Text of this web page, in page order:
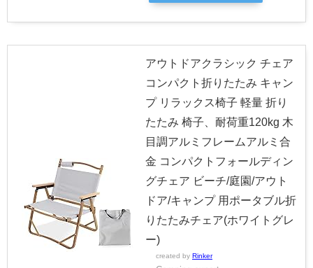
アウトドアクラシック チェア
コンパクト折りたたみ キャン
プ リラックス椅子 軽量 折り
たたみ 椅子、耐荷重120kg 木
目調アルミフレームアルミ合
金 コンパクトフォールディン
グチェア ビーチ/庭園/アウト
ドア/キャンプ 用ポータブル折
りたたみチェア(ホワイトグレ
ー)
created by Rinker